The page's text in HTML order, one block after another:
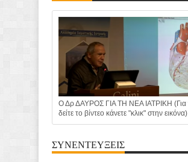
Ο Δρ ΔΑΥΡΟΣ ΓΙΑ ΤΗ ΝΕΑ ΙΑΤΡΙΚΗ (Για
δείτε το βίντεο κάνετε "κλικ" στην εικόνα)
ΣΥΝΕΝΤΕΥΞΕΙΣ